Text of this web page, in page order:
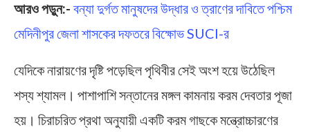
আরও পড়ুন:- বন্যা দুর্গত মানুষদের উদ্ধার ও ত্রাণের দাবিতে পশ্চিম
মেদিনীপুর জেলা শাসকের দফতরে বিক্ষোভ SUCI-র
যেদিকে নারায়ণের দৃষ্টি পড়েছিল পৃথিবীর সেই অংশ হয়ে উঠেছিল
শস্য শ্যামল। পাশাপাশি সন্তানের মঙ্গল কামনায় করম দেবতার পূজা
হয়। চিরাচরিত প্রথা অনুযায়ী একটি করম গাছকে মন্ত্রোচ্চারণের